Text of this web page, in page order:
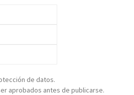
de datos.
aprobados antes de publicarse.